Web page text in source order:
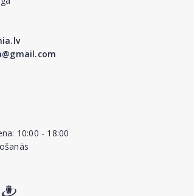
10:00 - 18:00